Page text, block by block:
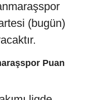
(bugün)
Puan